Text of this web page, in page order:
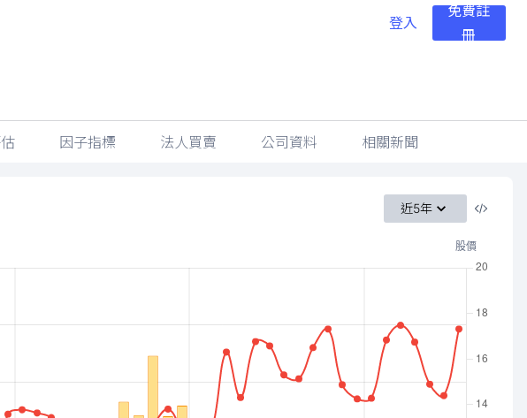
登入
免費註
冊
因子指標 法人買賣 公司資料 相關新聞
近5年